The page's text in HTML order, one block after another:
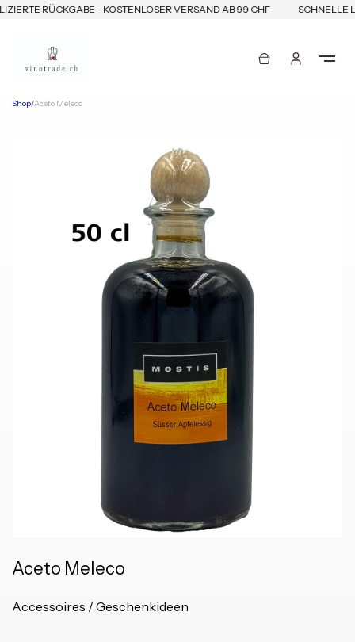
RÜCKGABE - KOSTENLOSER VERSAND AB 99 CHF SCHNELLE
Shop/Aceto Meleco
Aceto Meleco
Accessoires / Geschenkideen